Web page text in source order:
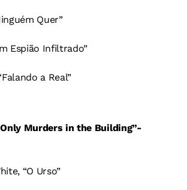
Quer”
Espião Infiltrado”
a Real”
Murders in the Building”-
“O Urso”